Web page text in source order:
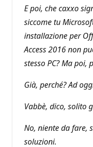
E poi, che caxxo
siccome tu
installazione per
Access 2016 non
stesso PC? Ma poi,
Già, perché? Ad
Vabbè, dico, solito
No, niente da fare,
soluzioni.